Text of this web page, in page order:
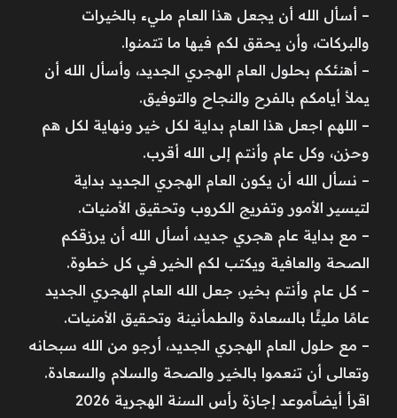
– أسأل الله أن يجعل هذا العام مليء بالخيرات
والبركات، وأن يحقق لكم فيها ما تتمنوا.
– أهنئكم بحلول العام الهجري الجديد، وأسأل الله أن
يملأ أيامكم بالفرح والنجاح والتوفيق.
– اللهم اجعل هذا العام بداية لكل خير ونهاية لكل هم
وحزن، وكل عام وأنتم إلى الله أقرب.
– نسأل الله أن يكون العام الهجري الجديد بداية
لتيسير الأمور وتفريج الكروب وتحقيق الأمنيات.
– مع بداية عام هجري جديد، أسأل الله أن يرزقكم
الصحة والعافية ويكتب لكم الخير في كل خطوة.
– كل عام وأنتم بخير، جعل الله العام الهجري الجديد
عامًا مليئًا بالسعادة والطمأنينة وتحقيق الأمنيات.
– مع حلول العام الهجري الجديد، أرجو من الله سبحانه
وتعالى أن تنعموا بالخير والصحة والسلام والسعادة.
اقرأ أيضاًموعد إجازة رأس السنة الهجرية 2026